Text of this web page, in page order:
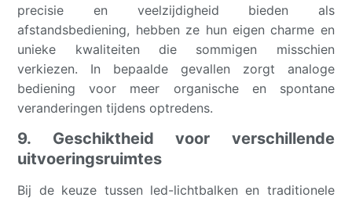
precisie en veelzijdigheid bieden als
afstandsbediening, hebben ze hun eigen charme en
unieke kwaliteiten die sommigen misschien
verkiezen. In bepaalde gevallen zorgt analoge
bediening voor meer organische en spontane
veranderingen tijdens optredens.
9. Geschiktheid voor verschillende
uitvoeringsruimtes
Bij de keuze tussen led-lichtbalken en traditionele